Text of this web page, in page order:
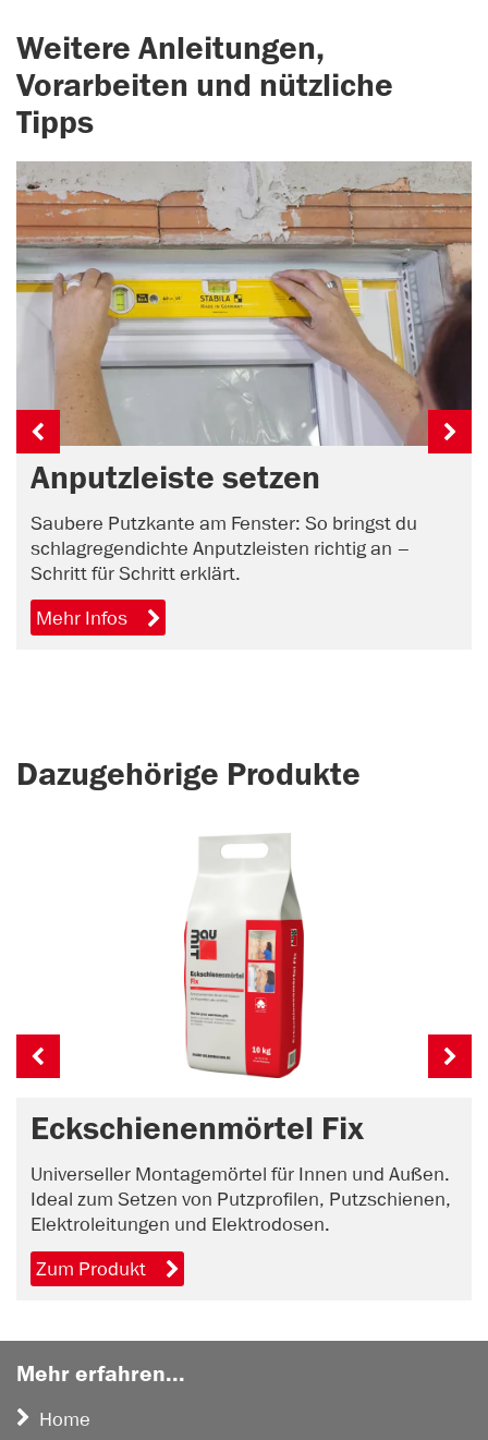
Weitere Anleitungen,
Vorarbeiten und nützliche
Tipps
Anputzleiste setzen
Saubere Putzkante am Fenster: So bringst du
schlagregendichte Anputzleisten richtig an –
Schritt für Schritt erklärt.
Mehr Infos
Dazugehörige Produkte
Eckschienenmörtel Fix
Universeller Montagemörtel für Innen und Außen.
Ideal zum Setzen von Putzprofilen, Putzschienen,
Elektroleitungen und Elektrodosen.
Zum Produkt
Mehr erfahren...
Home